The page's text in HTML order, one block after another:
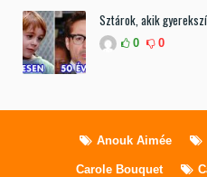
Sztárok, akik
0 0
Anouk Aimée
Carole Bouquet